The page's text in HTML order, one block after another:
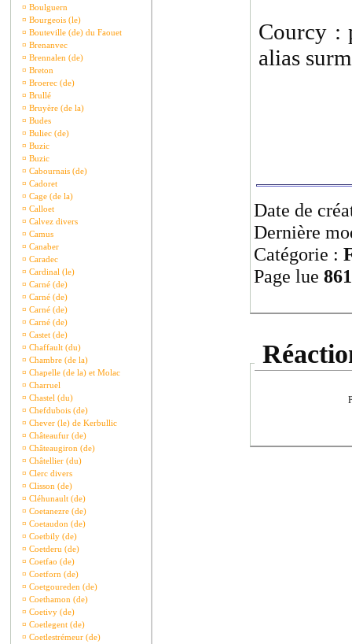
¤ Boulguern
¤ Bourgeois (le)
¤ Bouteville (de) du Faouet
¤ Brenanvec
¤ Brennalen (de)
¤ Breton
¤ Broerec (de)
¤ Brullé
¤ Bruyère (de la)
¤ Budes
¤ Buliec (de)
¤ Buzic
¤ Buzic
¤ Cabournais (de)
¤ Cadoret
¤ Cage (de la)
¤ Calloet
¤ Calvez divers
¤ Camus
¤ Canaber
¤ Caradec
¤ Cardinal (le)
¤ Carné (de)
¤ Carné (de)
¤ Carné (de)
¤ Carné (de)
¤ Castet (de)
¤ Chaffault (du)
¤ Chambre (de la)
¤ Chapelle (de la) et Molac
¤ Charruel
¤ Chastel (du)
¤ Chefdubois (de)
¤ Chever (le) de Kerbullic
¤ Châteaufur (de)
¤ Châteaugiron (de)
¤ Châtellier (du)
¤ Clerc divers
¤ Clisson (de)
¤ Cléhunault (de)
¤ Coetanezre (de)
¤ Coetaudon (de)
¤ Coetbily (de)
¤ Coetderu (de)
¤ Coetfao (de)
¤ Coetforn (de)
¤ Coetgoureden (de)
¤ Coethamon (de)
¤ Coetivy (de)
¤ Coetlegent (de)
¤ Coetlestrémeur (de)
Courcy :
alias
Date de
Dernière
Catégorie :
Page lue